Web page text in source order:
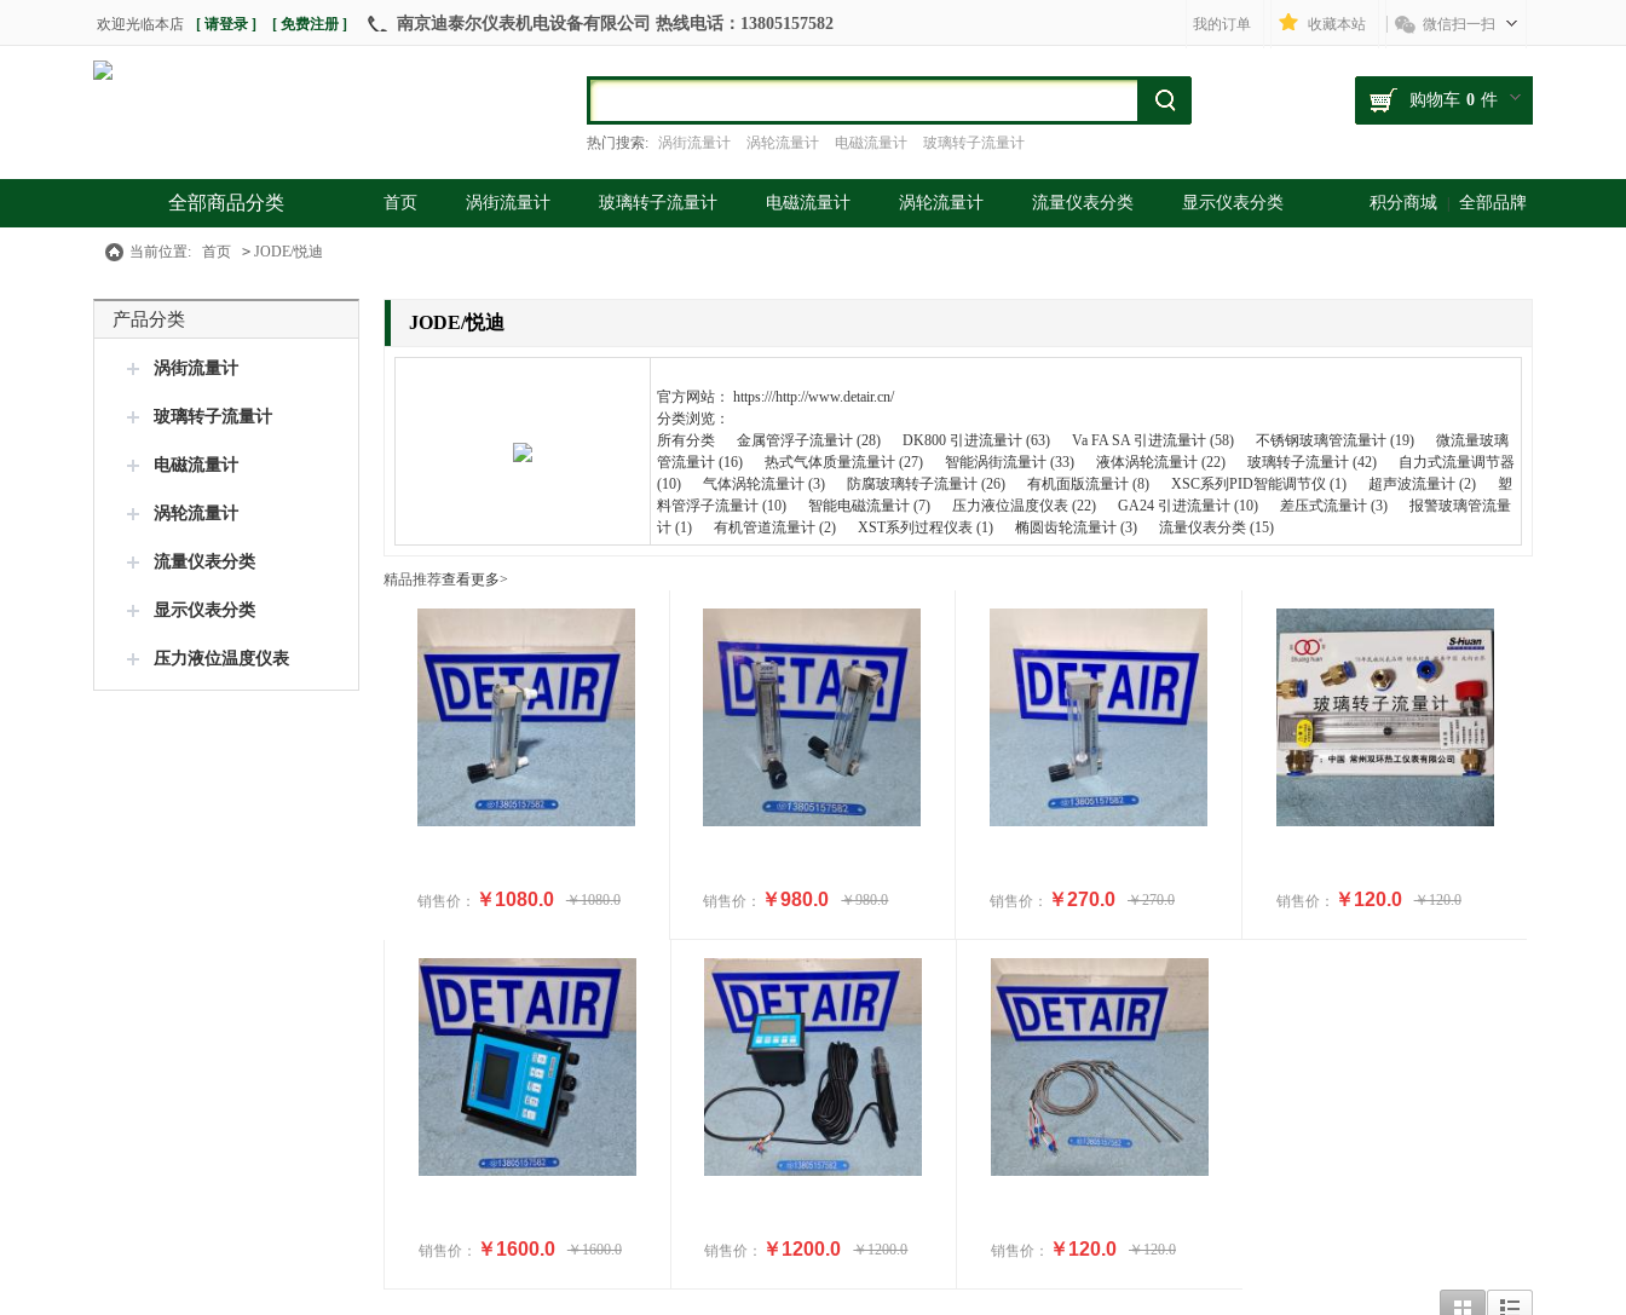
欢迎光临本店 [ 请登录 ] [ 免费注册 ] 南京迪泰尔仪表机电设备有限公司 热线电话：13805157582 我的订单 收藏本站 微信扫一扫
热门搜索: 涡街流量计 涡轮流量计 电磁流量计 玻璃转子流量计
购物车 0 件
全部商品分类 首页 涡街流量计 玻璃转子流量计 电磁流量计 涡轮流量计 流量仪表分类 显示仪表分类 积分商城 全部品牌
当前位置: 首页 > JODE/悦迪
产品分类
涡街流量计
玻璃转子流量计
电磁流量计
涡轮流量计
流量仪表分类
显示仪表分类
压力液位温度仪表
JODE/悦迪
官方网站： https:///http://www.detair.cn/
分类浏览：
所有分类
金属管浮子流量计 (28) DK800 引进流量计 (63) Va FA SA 引进流量计 (58) 不锈钢玻璃管流量计 (19)
微流量玻璃
管流量计 (16)
热式气体质量流量计 (27) 智能涡街流量计 (33) 液体涡轮流量计 (22) 玻璃转子流量计 (42)
自力式流量调节器
(10)
气体涡轮流量计 (3) 防腐玻璃转子流量计 (26) 有机面版流量计 (8) XSC系列PID智能调节仪 (1) 超声波流量计 (2)
塑
料管浮子流量计 (10)
智能电磁流量计 (7) 压力液位温度仪表 (22) GA24 引进流量计 (10) 差压式流量计 (3)
报警玻璃管流量
计 (1)
有机管道流量计 (2) XST系列过程仪表 (1) 椭圆齿轮流量计 (3) 流量仪表分类 (15)
精品推荐查看更多>
销售价： ￥1080.0 ￥1080.0 销售价： ￥980.0 ￥980.0 销售价： ￥270.0 ￥270.0 销售价： ￥120.0 ￥120.0
销售价： ￥1600.0 ￥1600.0 销售价： ￥1200.0 ￥1200.0 销售价： ￥120.0 ￥120.0